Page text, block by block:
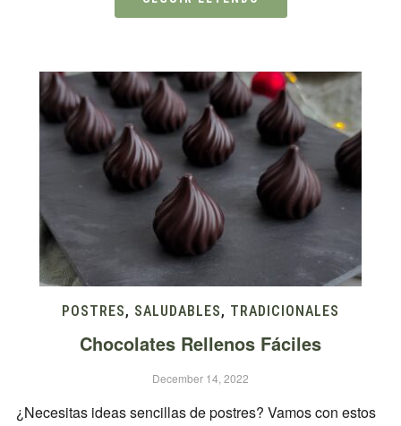
POSTRES, SALUDABLES, TRADICIONALES
Chocolates Rellenos Fáciles
December 14, 2022
¿Necesitas ideas sencillas de postres? Vamos con estos